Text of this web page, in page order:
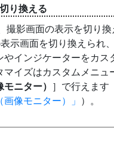
り換える
撮影画面の表示を切り
示画面を切り換えられ
インジケーターをカス
マイズはカスタムメニュ
ニター） ］で行えます
像モニター）
）。